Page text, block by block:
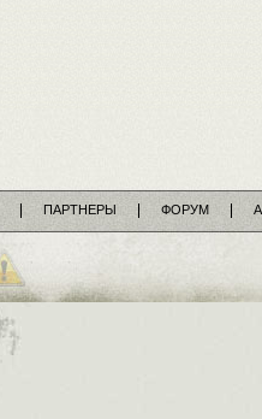
ПАРТНЕРЫ ФОРУМ